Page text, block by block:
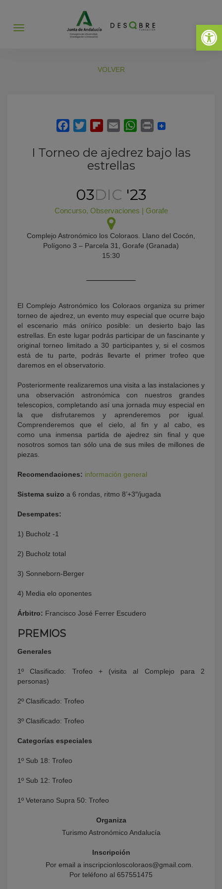
Abrir
Abrir
VOLVER
I Torneo de ajedrez bajo las
estrellas
03DIC '23
Concurso, Observaciones | Gorafe
Complejo Astronómico los Coloraos. Llano del Cocón,
Polígono 3 – Parcela 31, Gorafe (Granada)
15:30
El Complejo Astronómico los Coloraos organiza su primer
torneo de ajedrez, un evento muy especial que ocurre bajo
el escenario más onírico posible: un desierto bajo las
estrellas. En este lugar podrás participar de un fascinante y
original torneo limitado a 30 participantes y, si el cosmos
está de tu parte, podrás llevarte el primer trofeo que
daremos en el observatorio.
Posteriormente realizaremos una visita a las instalaciones y
una observación astronómica con nuestros grandes
telescopios, completando así una jornada muy especial en
la que disfrutaremos y aprenderemos por igual.
Comprenderemos que el cielo, al fin y al cabo, es
como una inmensa partida de ajedrez sin final y que
nosotros somos tan sólo una de sus miles de millones de
piezas.
Recomendaciones: información general
Sistema suizo a 6 rondas, ritmo 8’+3″/jugada
Desempates:
1) Bucholz -1
2) Bucholz total
3) Sonneborn-Berger
4) Media elo oponentes
Árbitro: Francisco José Ferrer Escudero
PREMIOS
Generales
1º Clasificado: Trofeo + (visita al Complejo para 2
personas)
2º Clasificado: Trofeo
3º Clasificado: Trofeo
Categorías especiales
1º Sub 18: Trofeo
1º Sub 12: Trofeo
1º Veterano Supra 50: Trofeo
Organiza
Turismo Astronómico Andalucía
Inscripción
Por email a inscripcionloscoloraos@gmail.com.
Por teléfono al 657551475